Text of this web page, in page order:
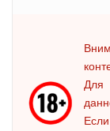
Для